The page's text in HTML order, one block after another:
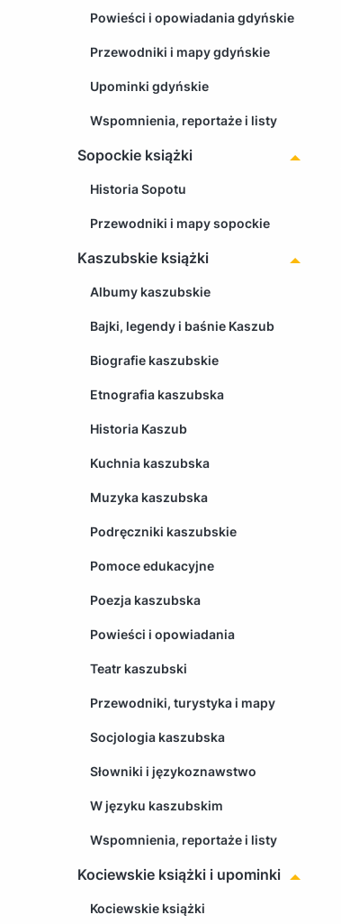
Powieści i opowiadania gdyńskie
Przewodniki i mapy gdyńskie
Upominki gdyńskie
Wspomnienia, reportaże i listy
Sopockie książki
Historia Sopotu
Przewodniki i mapy sopockie
Kaszubskie książki
Albumy kaszubskie
Bajki, legendy i baśnie Kaszub
Biografie kaszubskie
Etnografia kaszubska
Historia Kaszub
Kuchnia kaszubska
Muzyka kaszubska
Podręczniki kaszubskie
Pomoce edukacyjne
Poezja kaszubska
Powieści i opowiadania
Teatr kaszubski
Przewodniki, turystyka i mapy
Socjologia kaszubska
Słowniki i językoznawstwo
W języku kaszubskim
Wspomnienia, reportaże i listy
Kociewskie książki i upominki
Kociewskie książki